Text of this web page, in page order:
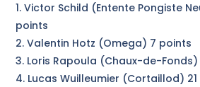
1. Victor Schild (Entente Pongiste
points
2. Valentin Hotz (Omega) 7 points
3. Loris Rapoula (Chaux-de-
4. Lucas Wuilleumier (Cortaillod)